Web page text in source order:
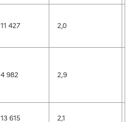
11 427 2,0
4 982 2,9
13 615 2,1